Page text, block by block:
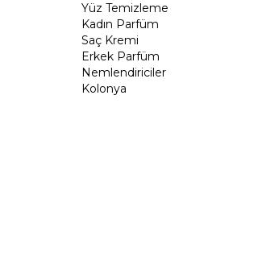
Yüz Temizleme
Kadın Parfüm
Saç Kremi
Erkek Parfüm
Nemlendiriciler
Kolonya